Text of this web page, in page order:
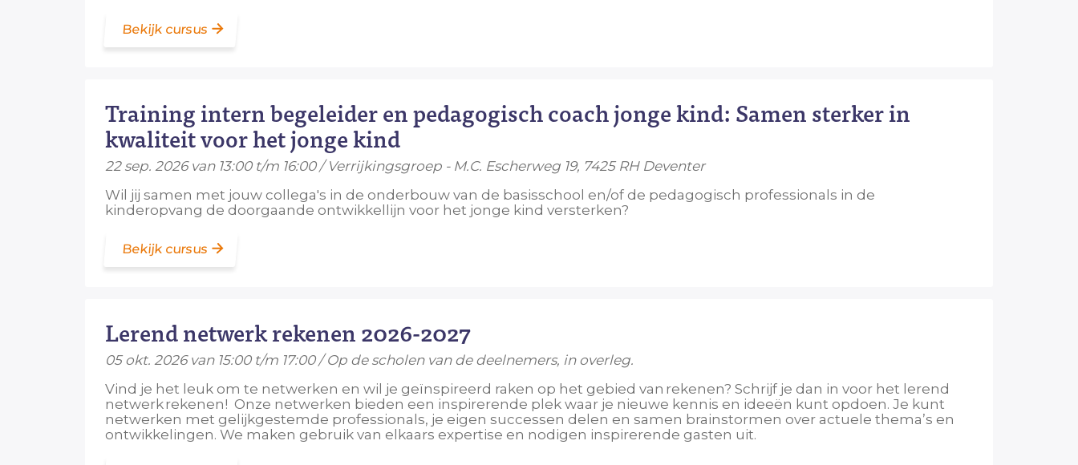
Bekijk cursus
Training intern begeleider en pedagogisch coach jonge kind: Samen sterker in
kwaliteit voor het jonge kind
22 sep. 2026 van 13:00 t/m 16:00 / Verrijkingsgroep - M.C. Escherweg 19, 7425 RH Deventer
Wil jij samen met jouw collega's in de onderbouw van de basisschool en/of de pedagogisch professionals in de
kinderopvang de doorgaande ontwikkellijn voor het jonge kind versterken?
Bekijk cursus
Lerend netwerk rekenen 2026-2027
05 okt. 2026 van 15:00 t/m 17:00 / Op de scholen van de deelnemers, in overleg.
Vind je het leuk om te netwerken en wil je geïnspireerd raken op het gebied van rekenen? Schrijf je dan in voor het lerend
netwerk rekenen! Onze netwerken bieden een inspirerende plek waar je nieuwe kennis en ideeën kunt opdoen. Je kunt
netwerken met gelijkgestemde professionals, je eigen successen delen en samen brainstormen over actuele thema’s en
ontwikkelingen. We maken gebruik van elkaars expertise en nodigen inspirerende gasten uit.